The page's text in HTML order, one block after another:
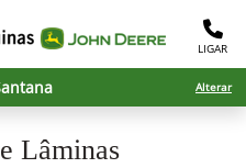
LIGAR
Alterar
Lâminas